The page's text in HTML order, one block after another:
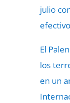
julio
El
los
en un